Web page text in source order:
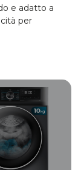
e adatto a
per